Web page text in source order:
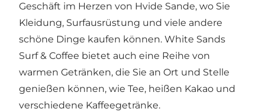
Geschäft im Herzen von Hvide Sande, wo Sie
Kleidung, Surfausrüstung und viele andere
schöne Dinge kaufen können. White Sands
Surf & Coffee bietet auch eine Reihe von
warmen Getränken, die Sie an Ort und Stelle
genießen können, wie Tee, heißen Kakao und
verschiedene Kaffeegetränke.